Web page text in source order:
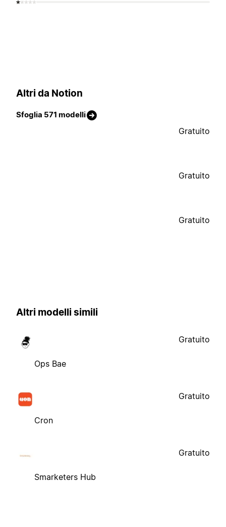
Altri da Notion
Sfoglia 571 modelli
Gratuito
Gratuito
Gratuito
Altri modelli simili
Ops Bae
Gratuito
Cron
Gratuito
Smarketers Hub
Gratuito